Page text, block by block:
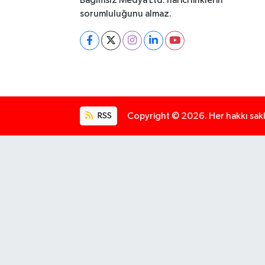
sorumluluğunu almaz.
RSS Copyright © 2026. Her hakkı